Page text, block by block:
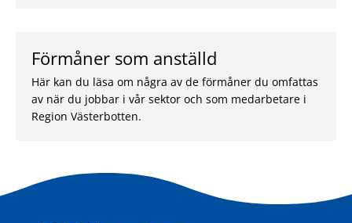
Förmåner som anställd
Här kan du läsa om några av de förmåner du omfattas
av när du jobbar i vår sektor och som medarbetare i
Region Västerbotten.